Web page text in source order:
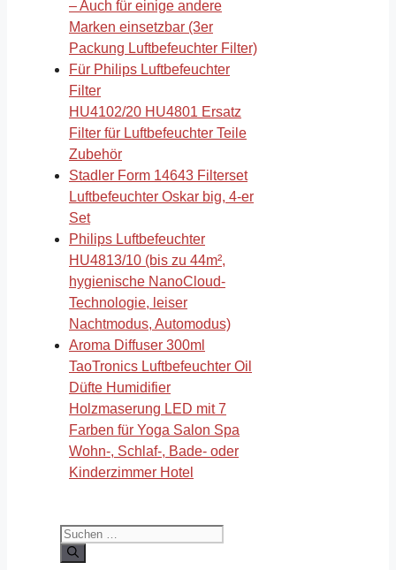
– Auch für einige andere
Marken einsetzbar (3er
Packung Luftbefeuchter Filter)
Für Philips Luftbefeuchter
Filter
HU4102/20 HU4801 Ersatz
Filter für Luftbefeuchter Teile
Zubehör
Stadler Form 14643 Filterset
Luftbefeuchter Oskar big, 4-er
Set
Philips Luftbefeuchter
HU4813/10 (bis zu 44m²,
hygienische NanoCloud-
Technologie, leiser
Nachtmodus, Automodus)
Aroma Diffuser 300ml
TaoTronics Luftbefeuchter Oil
Düfte Humidifier
Holzmaserung LED mit 7
Farben für Yoga Salon Spa
Wohn-, Schlaf-, Bade- oder
Kinderzimmer Hotel
Suchen
nach: